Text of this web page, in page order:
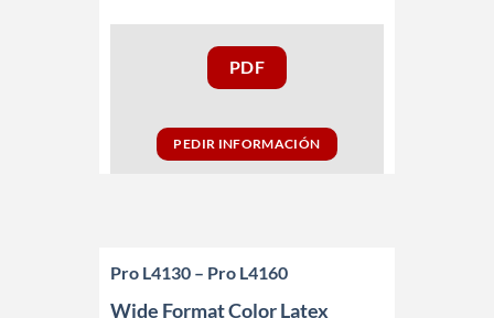
PDF
PEDIR INFORMACIÓN
Pro L4130 – Pro L4160
Wide Format Color Latex